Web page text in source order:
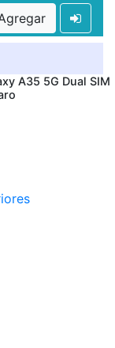
A35 5G Dual SIM